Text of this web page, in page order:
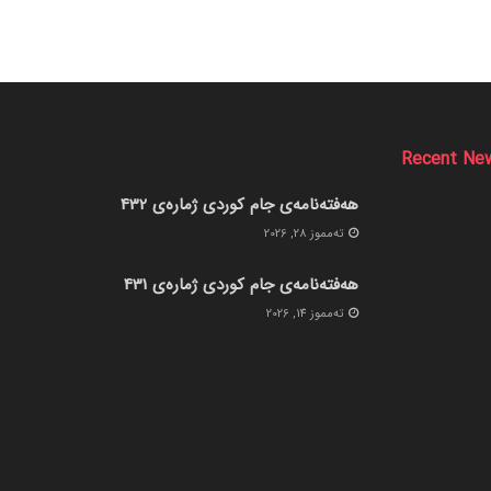
Recent
هەفتەنامەی جام کوردی ژمارەی 432
ته‌مموز 28, 2026
هەفتەنامەی جام کوردی ژمارەی 431
ته‌مموز 14, 2026